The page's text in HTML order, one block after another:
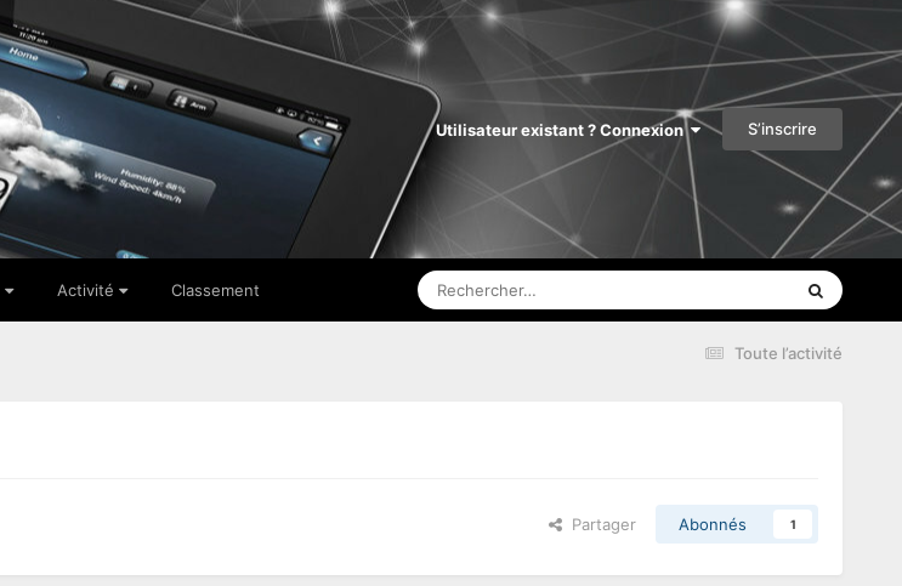
Utilisateur existant ? Connexion S’inscrire
Activité Classement
Toute l’activité
Partager Abonnés 1